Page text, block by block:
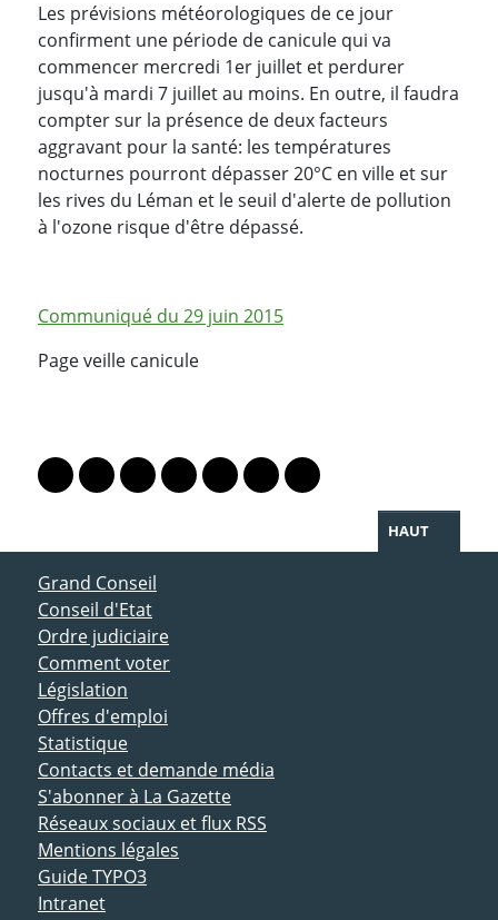
Les prévisions météorologiques de ce jour
confirment une période de canicule qui va
commencer mercredi 1er juillet et perdurer
jusqu'à mardi 7 juillet au moins. En outre, il faudra
compter sur la présence de deux facteurs
aggravant pour la santé: les températures
nocturnes pourront dépasser 20°C en ville et sur
les rives du Léman et le seuil d'alerte de pollution
à l'ozone risque d'être dépassé.
Communiqué du 29 juin 2015
Page veille canicule
Lien vers le profil Mastodon
Lien vers le profil Bluesky
Lien vers le profil Instagram
Lien vers le profil Linkedin
Lien vers le profil Facebook
Lien vers le profil Twitter
Partager par WhatsApp
HAUT
ACCÈS DIRECT
Grand Conseil
Conseil d'Etat
Ordre judiciaire
Comment voter
Législation
Offres d'emploi
Statistique
Contacts et demande média
S'abonner à La Gazette
Réseaux sociaux et flux RSS
Mentions légales
Guide TYPO3
Intranet